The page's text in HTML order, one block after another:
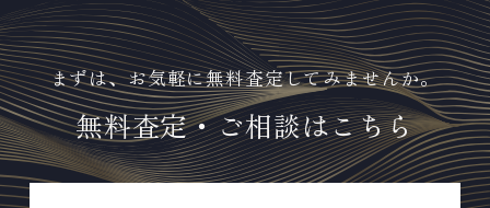
店ではお値段の付かなかったお品
物でも、一点一点丁寧に無料で査
定します。お気軽にご連絡くださ
い。TEL: 0120-959-764営業
時間: 10:00～19:00定休日: 年中
無休
りを実現しており、他店ではお値
段の付かなかったお品物でも、一
点一点丁寧に無料で査定します。
お気軽にご連絡ください。TEL:
0120-959-764営業時間: 10:00
～19:00定休日: 年中無休
まずは、お気軽に無料査定してみませんか。
無料査定・ご相談はこちら